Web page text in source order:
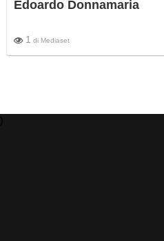
Edoardo Donnamaria
1 di Mediaset